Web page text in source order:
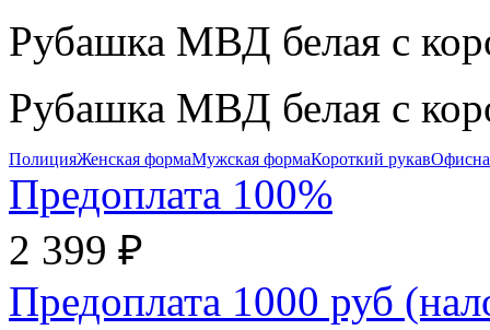
Рубашка МВД белая с
Рубашка МВД белая с
ПолицияЖенская формаМужская формаКороткий рукав
Предоплата 100%
2 399 ₽
Предоплата 1000 руб